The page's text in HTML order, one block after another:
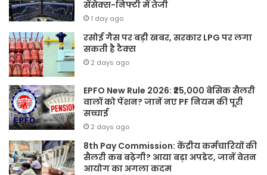
सेंसेक्स-निफ्टी में तेजी
1 day ago
रसोई गैस पर बड़ी खबर, सरकार LPG पर लगा
सकती है टैक्स
2 days ago
EPFO New Rule 2026: ₹25,000 बेसिक सैलरी
वालों को पेंशन? जानें नए PF नियम की पूरी
सच्चाई
2 days ago
8th Pay Commission: केंद्रीय कर्मचारियों की
सैलरी कब बढ़ेगी? आया बड़ा अपडेट, जानें वेतन
आयोग का अगला कदम